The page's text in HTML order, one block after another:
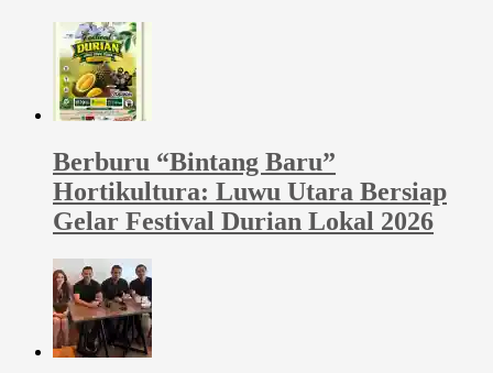
Berburu “Bintang Baru”
Hortikultura: Luwu Utara Bersiap
Gelar Festival Durian Lokal 2026